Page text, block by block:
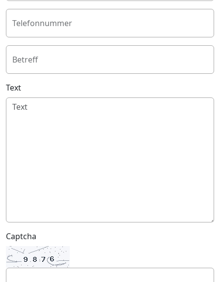
Telefonnummer
Betreff
Text
Captcha